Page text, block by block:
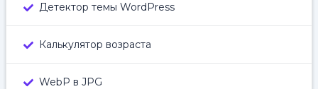
Детектор темы WordPress
Калькулятор возраста
WebP в JPG